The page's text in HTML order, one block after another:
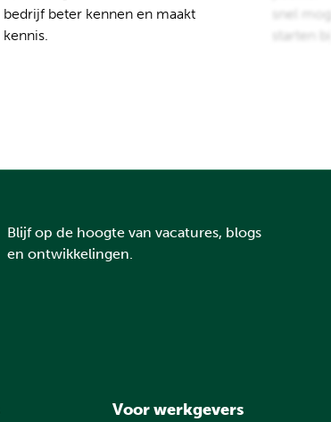
bedrijf beter kennen en maakt
kennis.
snel
starten
Blijf op de hoogte van vacatures, blogs
en ontwikkelingen.
Voor werkgevers